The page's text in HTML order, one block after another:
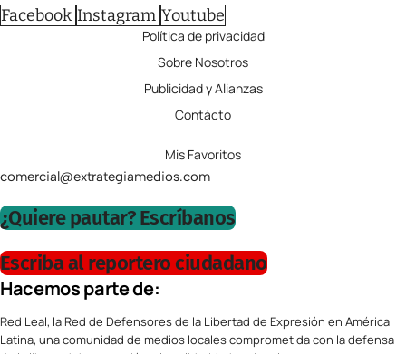
Facebook Instagram Youtube
Política de privacidad
Sobre Nosotros
Publicidad y Alianzas
Contácto
Mis Favoritos
comercial@extrategiamedios.com
¿Quiere pautar? Escríbanos
Escriba al reportero ciudadano
Hacemos parte de:
Red Leal, la Red de Defensores de la Libertad de Expresión en América
Latina, una comunidad de medios locales comprometida con la defensa